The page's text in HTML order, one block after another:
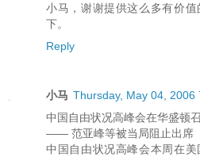
小马，谢谢提供这么多有价
下。
Reply
小马 Thursday, May 04, 2006
中国自由状况高峰会在华盛顿
—— 范亚峰等被当局阻止出席
中国自由状况高峰会本周在美